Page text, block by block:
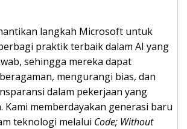
langkah Microsoft untuk
praktik terbaik dalam AI yang
sehingga mereka dapat
mengurangi bias, dan
dalam pekerjaan yang
Kami memberdayakan generasi baru
teknologi melalui Code; Without